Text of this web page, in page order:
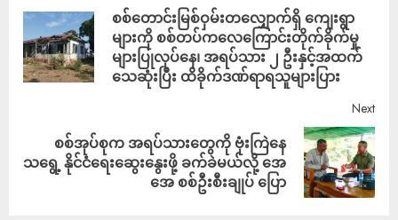
စစ်တောင်းမြစ်ဝှမ်းတလျှောက်ရှိ ကျေးရွာ
များကို စစ်တပ်ကလေကြောင်းတိုက်ခိုက်မှု
များပြုလုပ်‌နေ၊ အရပ်သား ၂ ဦးနှင့်အထက်
သေဆုံးပြီး ထိခိုက်ဒဏ်ရာရသူများပြား
Next
စစ်အုပ်စုက အရပ်သားတွေကို ဗုံးကြဲနေ
သရွေ့ နိုင်ငံရေးဆွေးနွေးဖို့ ခက်ခဲမယ်လို့ အေ
အေ စစ်ဦးစီးချုပ် ပြော